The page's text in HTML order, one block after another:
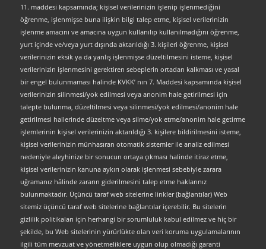
11. maddesi kapsamında; kişisel verilerinizin işlenip işlenmediğini
öğrenme, işlenmişse buna ilişkin bilgi talep etme, kişisel verilerinizin
işlenme amacını ve amacına uygun kullanılıp kullanılmadığını öğrenme,
yurt içinde ve/veya yurt dışında aktarıldığı 3. kişileri öğrenme, kişisel
verilerinizin eksik ya da yanlış işlenmişse düzeltilmesini isteme, kişisel
verilerinizin işlenmesini gerektiren sebeplerin ortadan kalkması ve yasal
bir engel bulunmaması halinde KVKK’ nın 7. Maddesi kapsamında kişisel
verilerinizin silinmesi/yok edilmesi veya anonim hale getirilmesi için
talepte bulunma, düzeltilmesi veya silinmesi/yok edilmesi/anonim hale
getirilmesi hallerinde düzeltme veya silme/yok etme/anonim hale getirme
işlemlerinin kişisel verilerinizin aktarıldığı 3. kişilere bildirilmesini isteme,
kişisel verilerinizin münhasıran otomatik sistemler ile analiz edilmesi
nedeniyle aleyhinize bir sonucun ortaya çıkması halinde itiraz etme,
kişisel verilerinizin kanuna aykırı olarak işlenmesi sebebiyle zarara
uğramanız hâlinde zararın giderilmesini talep etme haklarınız
bulunmaktadır. Üçüncü taraf web sitelerine linkler (bağlantılar) Web
sitemiz üçüncü taraf web sitelerine bağlantılar içerebilir. Bu sitelerin
gizlilik politikaları için herhangi bir sorumluluk kabul edilmez ve hiç bir
şekilde, bu Web sitelerinin yürürlükte olan veri koruma uygulamalarının
ilgili tüm mevzuat ve yönetmeliklere uygun olup olmadığı garanti